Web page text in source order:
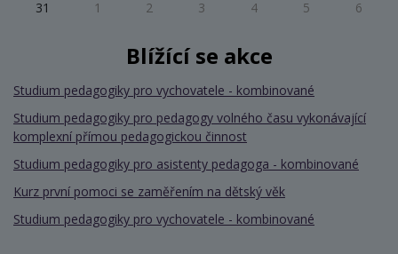
31
1 2 3 4 5 6
Blížící se akce
Studium pedagogiky pro vychovatele - kombinované
Studium pedagogiky pro pedagogy volného času vykonávající
komplexní přímou pedagogickou činnost
Studium pedagogiky pro asistenty pedagoga - kombinované
Kurz první pomoci se zaměřením na dětský věk
Studium pedagogiky pro vychovatele - kombinované